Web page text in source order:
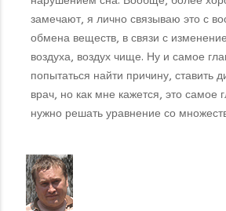
замечают, я лично связываю это с
обмена веществ, в связи с
воздуха, воздух чище. Ну и самое
попытаться найти причину, ставить
врач, но как мне кажется, это самое
нужно решать уравнение со